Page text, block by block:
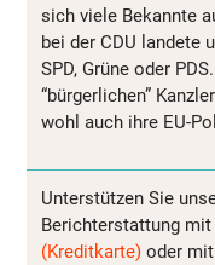
sich viele Bekannte
bei der CDU landete
SPD, Grüne oder
“bürgerlichen”
wohl auch ihre EU-
Unterstützen Sie
Berichterstattung mit
(Kreditkarte) oder